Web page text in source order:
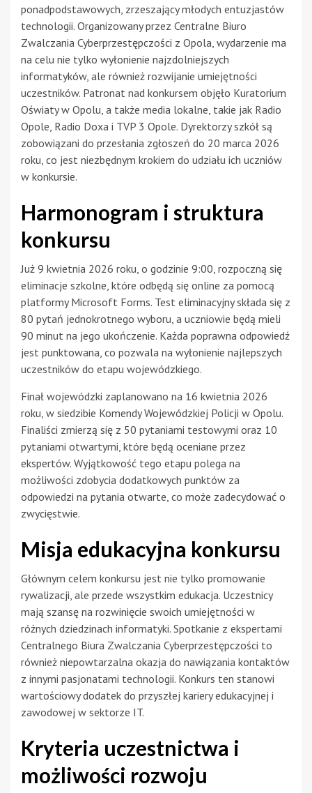
ponadpodstawowych, zrzeszający młodych entuzjastów
technologii. Organizowany przez Centralne Biuro
Zwalczania Cyberprzestępczości z Opola, wydarzenie ma
na celu nie tylko wyłonienie najzdolniejszych
informatyków, ale również rozwijanie umiejętności
uczestników. Patronat nad konkursem objęło Kuratorium
Oświaty w Opolu, a także media lokalne, takie jak Radio
Opole, Radio Doxa i TVP 3 Opole. Dyrektorzy szkół są
zobowiązani do przesłania zgłoszeń do 20 marca 2026
roku, co jest niezbędnym krokiem do udziału ich uczniów
w konkursie.
Harmonogram i struktura
konkursu
Już 9 kwietnia 2026 roku, o godzinie 9:00, rozpoczną się
eliminacje szkolne, które odbędą się online za pomocą
platformy Microsoft Forms. Test eliminacyjny składa się z
80 pytań jednokrotnego wyboru, a uczniowie będą mieli
90 minut na jego ukończenie. Każda poprawna odpowiedź
jest punktowana, co pozwala na wyłonienie najlepszych
uczestników do etapu wojewódzkiego.
Finał wojewódzki zaplanowano na 16 kwietnia 2026
roku, w siedzibie Komendy Wojewódzkiej Policji w Opolu.
Finaliści zmierzą się z 50 pytaniami testowymi oraz 10
pytaniami otwartymi, które będą oceniane przez
ekspertów. Wyjątkowość tego etapu polega na
możliwości zdobycia dodatkowych punktów za
odpowiedzi na pytania otwarte, co może zadecydować o
zwycięstwie.
Misja edukacyjna konkursu
Głównym celem konkursu jest nie tylko promowanie
rywalizacji, ale przede wszystkim edukacja. Uczestnicy
mają szansę na rozwinięcie swoich umiejętności w
różnych dziedzinach informatyki. Spotkanie z ekspertami
Centralnego Biura Zwalczania Cyberprzestępczości to
również niepowtarzalna okazja do nawiązania kontaktów
z innymi pasjonatami technologii. Konkurs ten stanowi
wartościowy dodatek do przyszłej kariery edukacyjnej i
zawodowej w sektorze IT.
Kryteria uczestnictwa i
możliwości rozwoju